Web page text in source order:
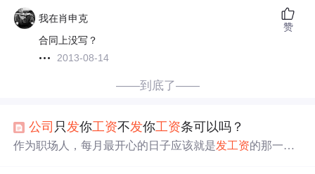
我在肖申克
合同上没写？
2013-08-14
赞
——到底了——
公司 只发你工资不发你工资条可以吗？
作为职场人，每月最开心的日子应该就是发工资的那一天